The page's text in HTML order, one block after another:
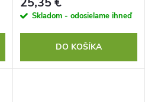
Skladom - odosielame ihneď
DO KOŠÍKA